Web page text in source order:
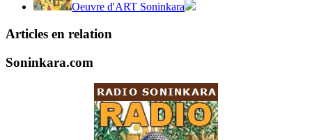
Oeuvre d'ART Soninkara
Articles en relation
Soninkara.com